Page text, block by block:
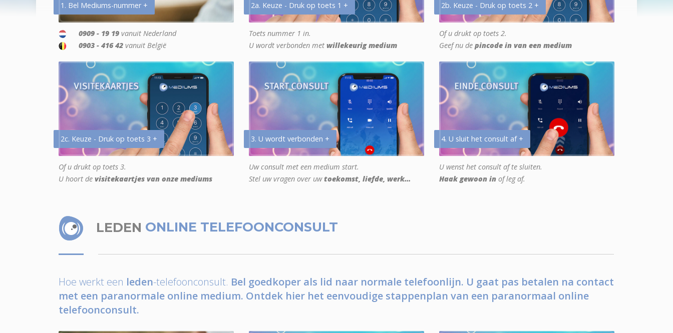
1. Bel Mediums-nummer +
0909 - 19 19 vanuit Nederland
0903 - 416 42 vanuit België
2a. Keuze - Druk op toets 1 +
Toets nummer 1 in.
U wordt verbonden met willekeurig medium
2b. Keuze - Druk op toets 2 +
Of u drukt op toets 2.
Geef nu de pincode in van een medium
2c. Keuze - Druk op toets 3 +
Of u drukt op toets 3.
U hoort de visitekaartjes van onze mediums
3. U wordt verbonden +
Uw consult met een medium start.
Stel uw vragen over uwtoekomst, liefde, werk...
4. U sluit het consult af +
U wenst het consult af te sluiten.
Haak gewoon in of leg af.
LEDEN ONLINE TELEFOONCONSULT
Hoe werkt een leden-telefoonconsult. Bel goedkoper als lid naar normale telefoonlijn. U gaat pas betalen na contact
met een paranormale online medium. Ontdek hier het eenvoudige stappenplan van een paranormaal online
telefoonconsult.